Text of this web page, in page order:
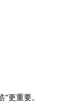
更重要。